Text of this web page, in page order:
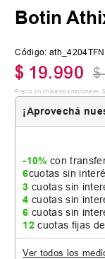
Botin
Código:
$ 19.990 $
Precio sin impuestos nacionales: $
¡Aprovechá
-10% con
6cuotas sin
3 cuotas sin
4 cuotas sin
6 cuotas sin
12 cuotas fijas de
Ver todos los